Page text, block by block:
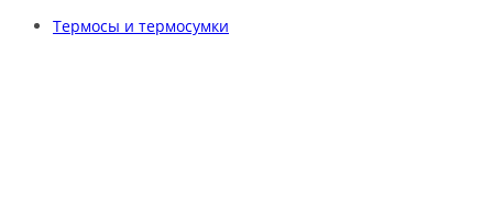
Термосы и термосумки